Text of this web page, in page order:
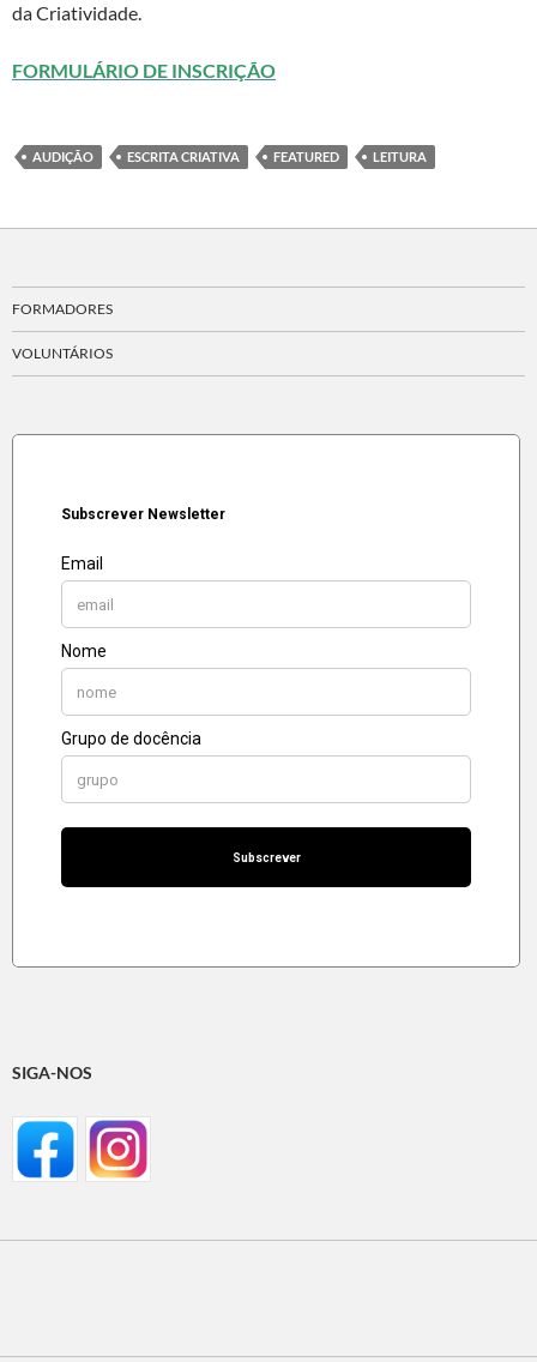
da Criatividade.
FORMULÁRIO DE INSCRIÇÃO
AUDIÇÃO ESCRITA CRIATIVA FEATURED LEITURA
FORMADORES
VOLUNTÁRIOS
SIGA-NOS